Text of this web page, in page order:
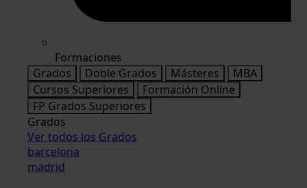
Formaciones
Grados
Doble Grados Másteres
MBA
Cursos Superiores
Formación Online
FP Grados Superiores
Grados
Ver todos los Grados
barcelona
madrid